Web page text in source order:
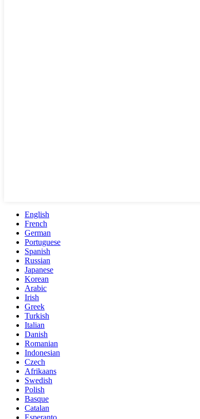
English
French
German
Portuguese
Spanish
Russian
Japanese
Korean
Arabic
Irish
Greek
Turkish
Italian
Danish
Romanian
Indonesian
Czech
Afrikaans
Swedish
Polish
Basque
Catalan